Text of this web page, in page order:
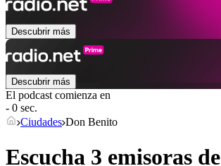
Descubrir más
Descubrir más
El podcast comienza en
- 0 sec.
Ciudades Don Benito
Escucha 3 emisoras de